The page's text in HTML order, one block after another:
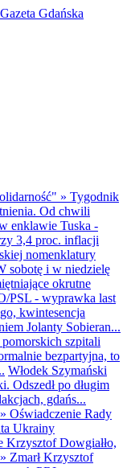
» Tygodnik
Od chwili
enklawie Tuska -
3,4 proc. inflacji
nomenklatury
sobotę i w niedzielę
okrutne
PSL - wyprawka last
kwintesencja
Jolanty Sobieran...
szpitali
bezpartyjna, to
Włodek Szymański
Odszedł po długim
gdańs...
» Oświadczenie Rady
Ukrainy
Krzysztof Dowgiałło,
» Zmarł Krzysztof